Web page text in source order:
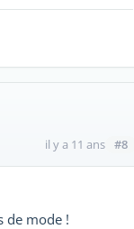
il y a 11 ans #8
de mode !